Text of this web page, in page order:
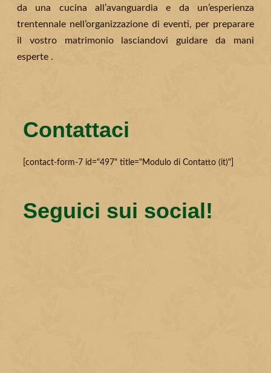
da una cucina all’avanguardia e da un’esperienza
trentennale nell’organizzazione di eventi, per preparare
il vostro matrimonio lasciandovi guidare da mani
esperte .
Contattaci
[contact-form-7 id="497" title="Modulo di Contatto (it)"]
Seguici sui social!